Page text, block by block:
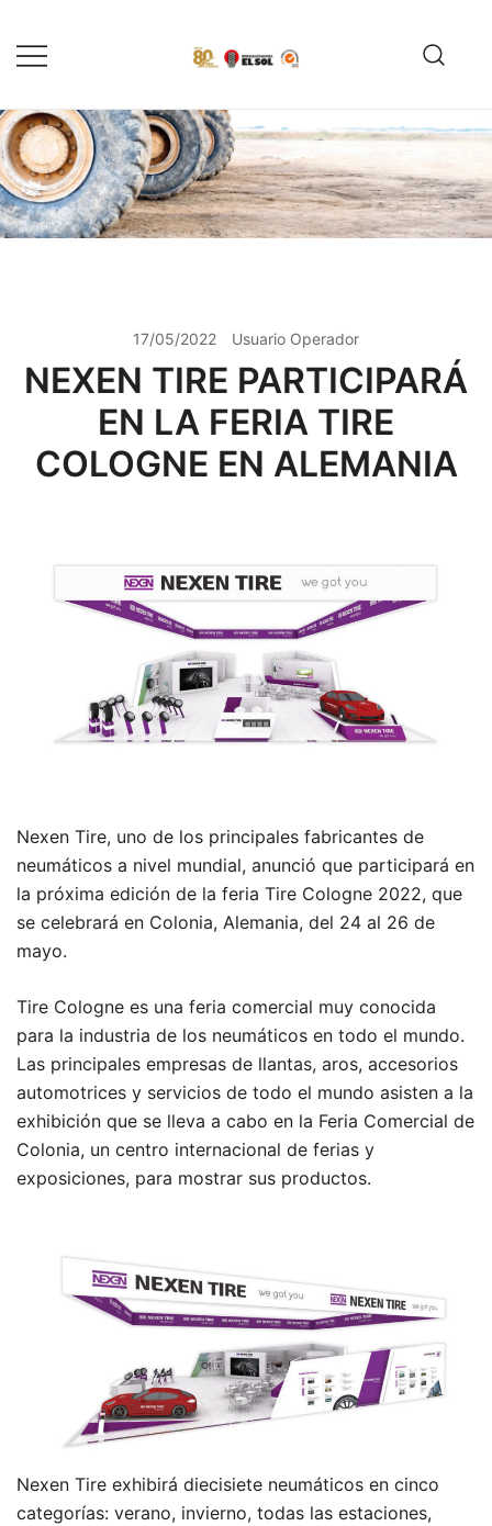
contenido
Reencauche de llantas con
Calidad ISO 9001
reencauche de llantas con garantía
ISO 9001
17/05/2022 Usuario Operador
NEXEN TIRE PARTICIPARÁ
EN LA FERIA TIRE
COLOGNE EN ALEMANIA
Nexen Tire, uno de los principales fabricantes de
neumáticos a nivel mundial, anunció que participará en
la próxima edición de la feria Tire Cologne 2022, que
se celebrará en Colonia, Alemania, del 24 al 26 de
mayo.
Tire Cologne es una feria comercial muy conocida
para la industria de los neumáticos en todo el mundo.
Las principales empresas de llantas, aros, accesorios
automotrices y servicios de todo el mundo asisten a la
exhibición que se lleva a cabo en la Feria Comercial de
Colonia, un centro internacional de ferias y
exposiciones, para mostrar sus productos.
Nexen Tire exhibirá diecisiete neumáticos en cinco
categorías: verano, invierno, todas las estaciones,